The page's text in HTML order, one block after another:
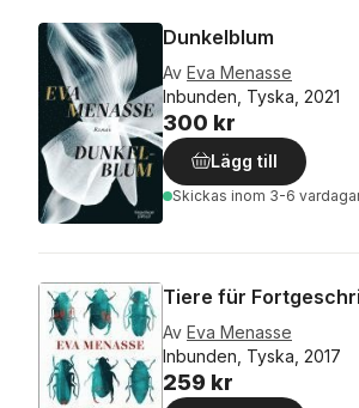
Dunkelblum
Av Eva Menasse
Inbunden, Tyska, 2021
300 kr
Lägg till
Skickas inom 3-6
Tiere für
Av Eva Menasse
Inbunden, Tyska, 2017
259 kr